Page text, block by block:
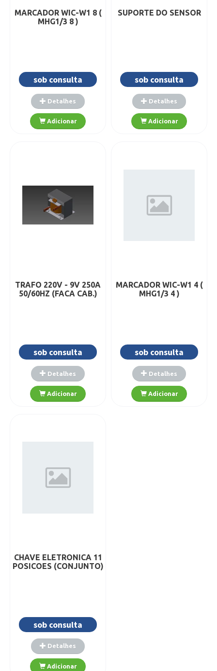
MARCADOR WIC-W1 8 (
MHG1/3 8 )
sob consulta
Adicionar
SUPORTE DO SENSOR
sob consulta
TRAFO 220V - 9V 250A
50/60HZ (FACA CAB.)
sob consulta
Detalhes
MARCADOR WIC-W1 4 (
MHG1/3 4 )
sob consulta
CHAVE ELETRONICA 11
POSICOES (CONJUNTO)
sob consulta